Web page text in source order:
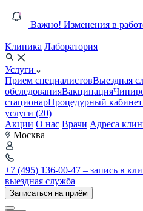
Важно! Изменения в
Клиника Лаборатория
Услуги
Прием специалистовВыездная
обследованияВакцинация
стационарПроцедурный кабинет
услуги (20)
Акции О нас Врачи Адреса
Москва
+7 (495) 136-00-47 – запись в
выездная служба
Записаться на приём